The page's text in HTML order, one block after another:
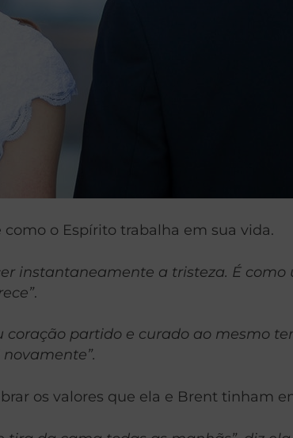
o Espírito trabalha em sua vida.
instantaneamente a tristeza. É
.
coração partido e curado ao mesmo
os valores que ela e Brent tinham